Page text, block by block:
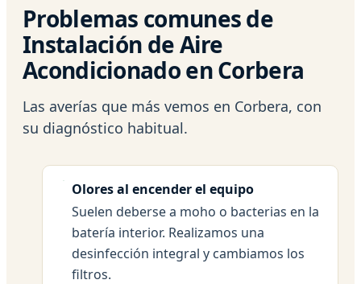
Problemas comunes de
Instalación de Aire
Acondicionado en Corbera
Las averías que más vemos en Corbera, con
su diagnóstico habitual.
Olores al encender el equipo
Suelen deberse a moho o bacterias en la
batería interior. Realizamos una
desinfección integral y cambiamos los
filtros.